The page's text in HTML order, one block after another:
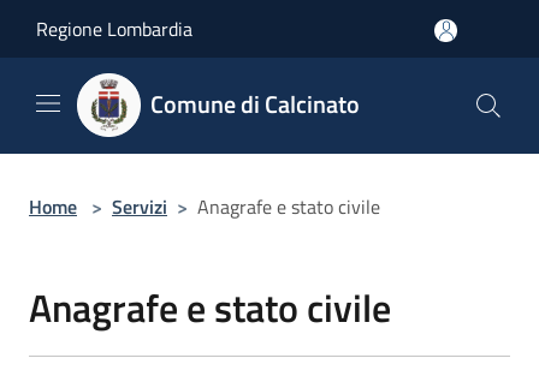
Regione Lombardia
Comune di Calcinato
Home > Servizi > Anagrafe e stato civile
Anagrafe e stato civile